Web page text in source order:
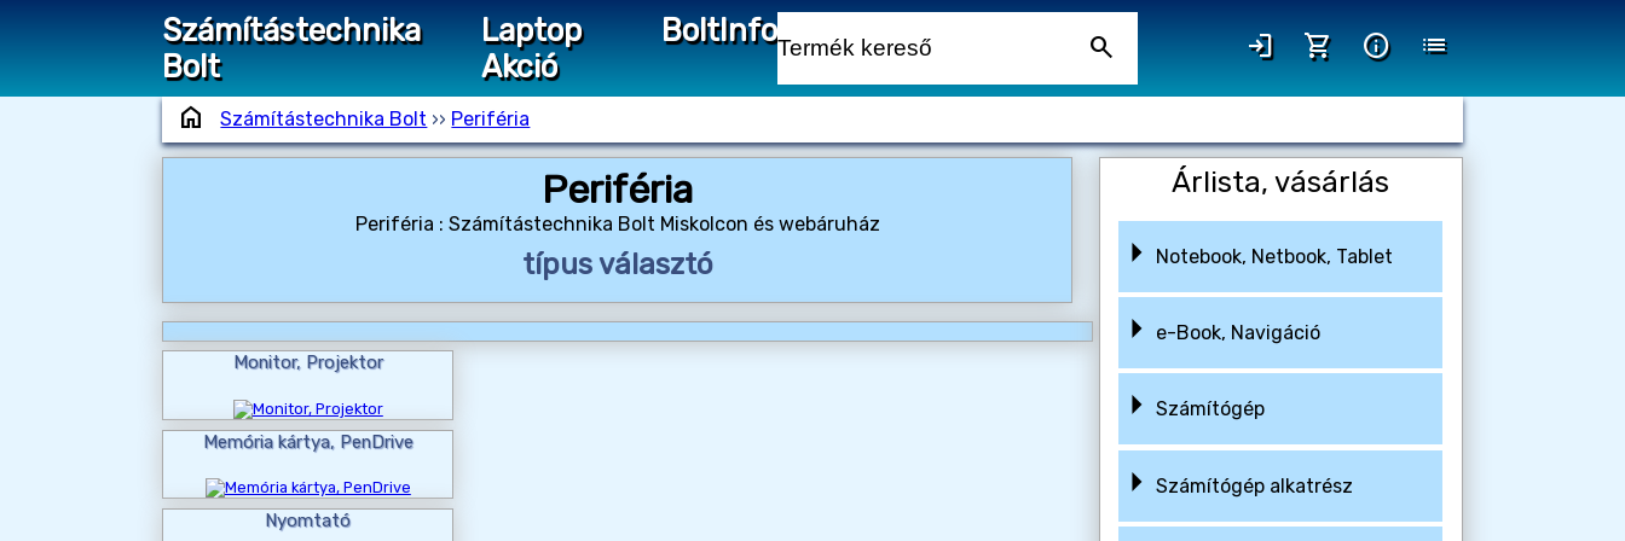
Számítástechnika
Bolt
Laptop
Akció
BoltInfo search login shopping_cart info list
home Számítástechnika Bolt ›› Periféria
Periféria
Periféria : Számítástechnika Bolt Miskolcon és webáruház
típus választó
Monitor, Projektor
Memória kártya, PenDrive
Nyomtató
Árlista, vásárlás
Notebook, Netbook, Tablet
e-Book, Navigáció
Számítógép
Számítógép alkatrész